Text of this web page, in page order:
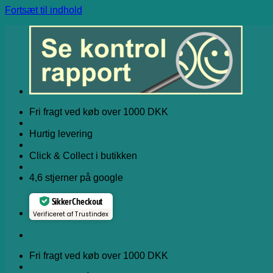
Fortsæt til indhold
Fri fragt ved køb over 1000 DKK
Hurtig levering
Click & Collect i butikken
4,6 stjerner på google
Sikker Checkout
Verificeret af Trustindex
Fri fragt ved køb over 1000 DKK